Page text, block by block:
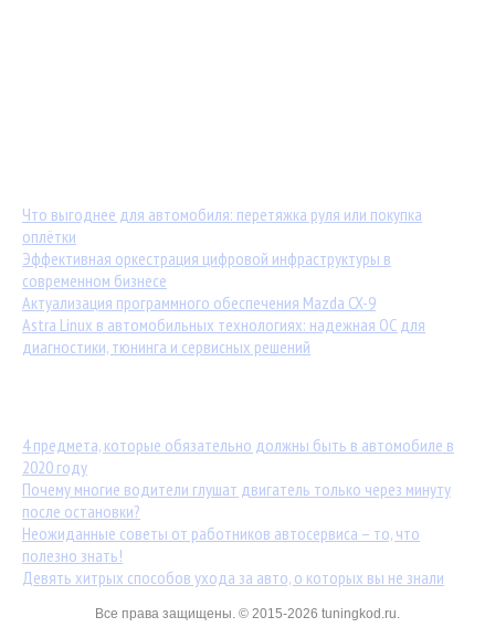
Что выгоднее для автомобиля: перетяжка руля или покупка
оплётки
Эффективная оркестрация цифровой инфраструктуры в
современном бизнесе
Актуализация программного обеспечения Mazda CX-9
Astra Linux в автомобильных технологиях: надежная ОС для
диагностики, тюнинга и сервисных решений
4 предмета, которые обязательно должны быть в автомобиле в
2020 году
Почему многие водители глушат двигатель только через минуту
после остановки?
Неожиданные советы от работников автосервиса – то, что
полезно знать!
Девять хитрых способов ухода за авто, о которых вы не знали
Все права защищены. © 2015-2026 tuningkod.ru.